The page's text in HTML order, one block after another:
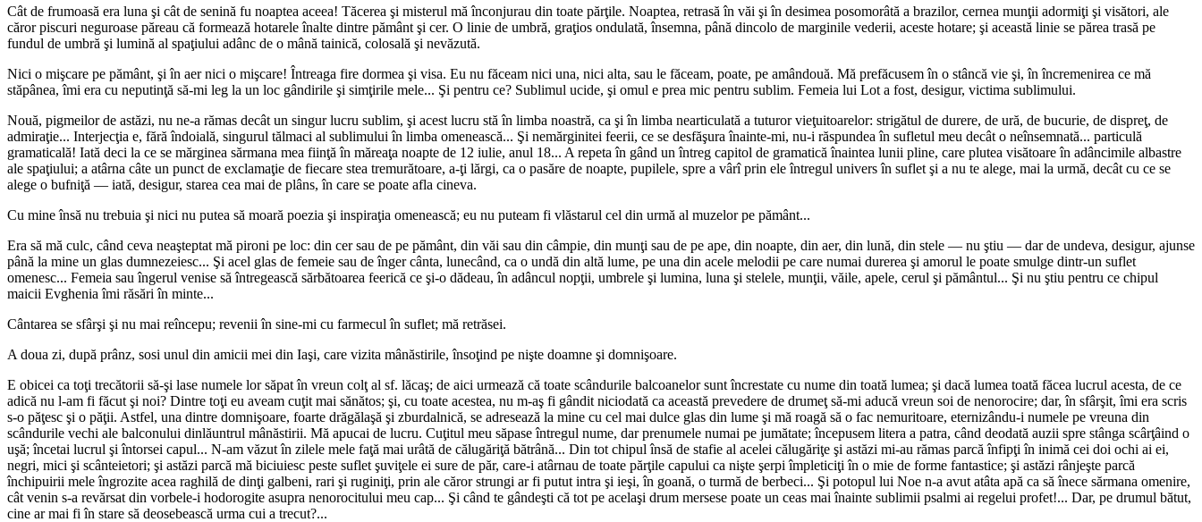
Cât de frumoasă era luna şi cât de senină fu noaptea aceea! Tăcerea şi misterul mă înconjurau din toate părţile. Noaptea, retrasă în văi şi în desimea posomorâtă a brazilor, cernea munţii adormiţi şi visători, ale
căror piscuri neguroase păreau că formează hotarele înalte dintre pământ şi cer. O linie de umbră, graţios ondulată, însemna, până dincolo de marginile vederii, aceste hotare; şi această linie se părea trasă pe
fundul de umbră şi lumină al spaţiului adânc de o mână tainică, colosală şi nevăzută.
Nici o mişcare pe pământ, şi în aer nici o mişcare! Întreaga fire dormea şi visa. Eu nu făceam nici una, nici alta, sau le făceam, poate, pe amândouă. Mă prefăcusem în o stâncă vie şi, în încremenirea ce mă
stăpânea, îmi era cu neputinţă să-mi leg la un loc gândirile şi simţirile mele... Şi pentru ce? Sublimul ucide, şi omul e prea mic pentru sublim. Femeia lui Lot a fost, desigur, victima sublimului.
Nouă, pigmeilor de astăzi, nu ne-a rămas decât un singur lucru sublim, şi acest lucru stă în limba noastră, ca şi în limba nearticulată a tuturor vieţuitoarelor: strigătul de durere, de ură, de bucurie, de dispreţ, de
admiraţie... Interjecţia e, fără îndoială, singurul tălmaci al sublimului în limba omenească... Şi nemărginitei feerii, ce se desfăşura înainte-mi, nu-i răspundea în sufletul meu decât o neînsemnată... particulă
gramaticală! Iată deci la ce se mărginea sărmana mea fiinţă în măreaţa noapte de 12 iulie, anul 18... A repeta în gând un întreg capitol de gramatică înaintea lunii pline, care plutea visătoare în adâncimile albastre
ale spaţiului; a atârna câte un punct de exclamaţie de fiecare stea tremurătoare, a-ţi lărgi, ca o pasăre de noapte, pupilele, spre a vârî prin ele întregul univers în suflet şi a nu te alege, mai la urmă, decât cu ce se
alege o bufniţă — iată, desigur, starea cea mai de plâns, în care se poate afla cineva.
Cu mine însă nu trebuia şi nici nu putea să moară poezia şi inspiraţia omenească; eu nu puteam fi vlăstarul cel din urmă al muzelor pe pământ...
Era să mă culc, când ceva neaşteptat mă pironi pe loc: din cer sau de pe pământ, din văi sau din câmpie, din munţi sau de pe ape, din noapte, din aer, din lună, din stele — nu ştiu — dar de undeva, desigur, ajunse
până la mine un glas dumnezeiesc... Şi acel glas de femeie sau de înger cânta, lunecând, ca o undă din altă lume, pe una din acele melodii pe care numai durerea şi amorul le poate smulge dintr-un suflet
omenesc... Femeia sau îngerul venise să întregească sărbătoarea feerică ce şi-o dădeau, în adâncul nopţii, umbrele şi lumina, luna şi stelele, munţii, văile, apele, cerul şi pământul... Şi nu ştiu pentru ce chipul
maicii Evghenia îmi răsări în minte...
Cântarea se sfârşi şi nu mai reîncepu; revenii în sine-mi cu farmecul în suflet; mă retrăsei.
A doua zi, după prânz, sosi unul din amicii mei din Iaşi, care vizita mânăstirile, însoţind pe nişte doamne şi domnişoare.
E obicei ca toţi trecătorii să-şi lase numele lor săpat în vreun colţ al sf. lăcaş; de aici urmează că toate scândurile balcoanelor sunt încrestate cu nume din toată lumea; şi dacă lumea toată făcea lucrul acesta, de ce
adică nu l-am fi făcut şi noi? Dintre toţi eu aveam cuţit mai sănătos; şi, cu toate acestea, nu m-aş fi gândit niciodată ca această prevedere de drumeţ să-mi aducă vreun soi de nenorocire; dar, în sfârşit, îmi era scris
s-o păţesc şi o păţii. Astfel, una dintre domnişoare, foarte drăgălaşă şi zburdalnică, se adresează la mine cu cel mai dulce glas din lume şi mă roagă să o fac nemuritoare, eternizându-i numele pe vreuna din
scândurile vechi ale balconului dinlăuntrul mânăstirii. Mă apucai de lucru. Cuţitul meu săpase întregul nume, dar prenumele numai pe jumătate; începusem litera a patra, când deodată auzii spre stânga scârţâind o
uşă; încetai lucrul şi întorsei capul... N-am văzut în zilele mele faţă mai urâtă de călugăriţă bătrână... Din tot chipul însă de stafie al acelei călugăriţe şi astăzi mi-au rămas parcă înfipţi în inimă cei doi ochi ai ei,
negri, mici şi scânteietori; şi astăzi parcă mă biciuiesc peste suflet şuviţele ei sure de păr, care-i atârnau de toate părţile capului ca nişte şerpi împleticiţi în o mie de forme fantastice; şi astăzi rânjeşte parcă
închipuirii mele îngrozite acea raghilă de dinţi galbeni, rari şi ruginiţi, prin ale căror strungi ar fi putut intra şi ieşi, în goană, o turmă de berbeci... Şi potopul lui Noe n-a avut atâta apă ca să înece sărmana omenire,
cât venin s-a revărsat din vorbele-i hodorogite asupra nenorocitului meu cap... Şi când te gândeşti că tot pe acelaşi drum mersese poate un ceas mai înainte sublimii psalmi ai regelui profet!... Dar, pe drumul bătut,
cine ar mai fi în stare să deosebească urma cui a trecut?...